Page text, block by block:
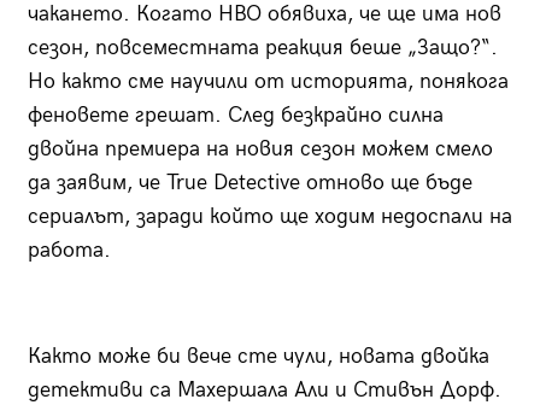
чакането. Когато HBO обявиха, че ще има нов
сезон, повсеместната реакция беше „Защо?“.
Но както сме научили от историята, понякога
феновете грешат. След безкрайно силна
двойна премиера на новия сезон можем смело
да заявим, че True Detective отново ще бъде
сериалът, заради който ще ходим недоспали на
работа.
Както може би вече сте чули, новата двойка
детективи са Махершала Али и Стивън Дорф.